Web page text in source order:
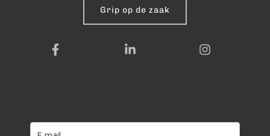
Grip op de zaak